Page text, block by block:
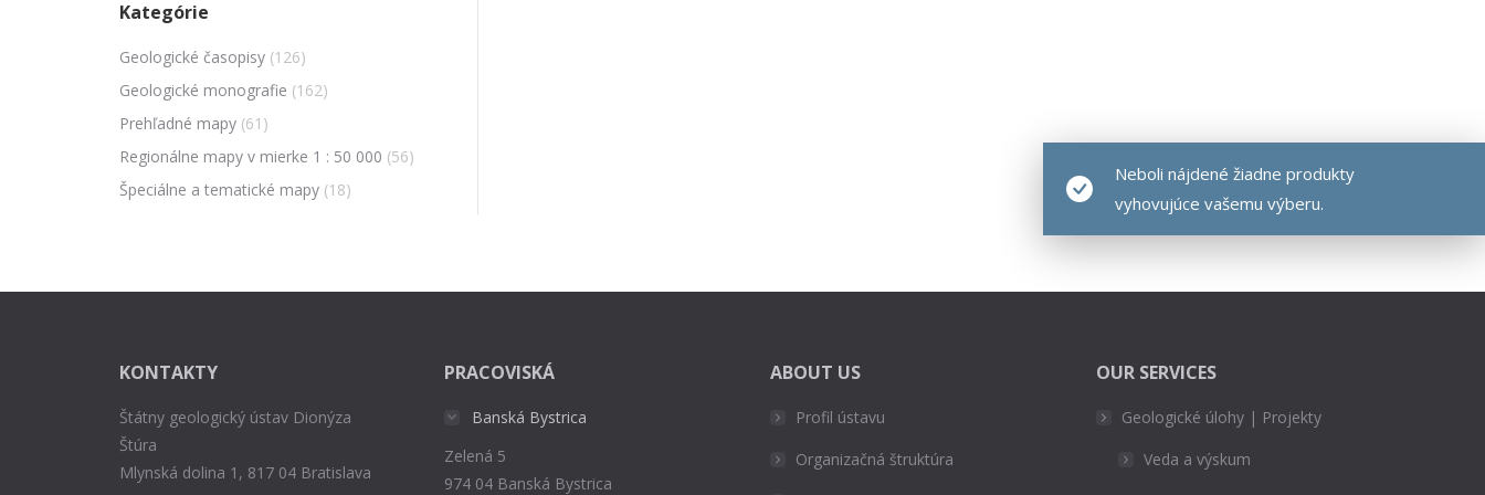
Neboli nájdené žiadne produkty
vyhovujúce vašemu výberu.
Kategórie
Geologické časopisy (126)
Geologické monografie (162)
Prehľadné mapy (61)
Regionálne mapy v mierke 1 : 50 000 (56)
Špeciálne a tematické mapy (18)
KONTAKTY
Štátny geologický ústav Dionýza
Štúra
Mlynská dolina 1, 817 04 Bratislava
PRACOVISKÁ
Banská Bystrica
Zelená 5
974 04 Banská Bystrica
ABOUT US
Profil ústavu
Organizačná štruktúra
OUR SERVICES
Geologické úlohy | Projekty
Veda a výskum